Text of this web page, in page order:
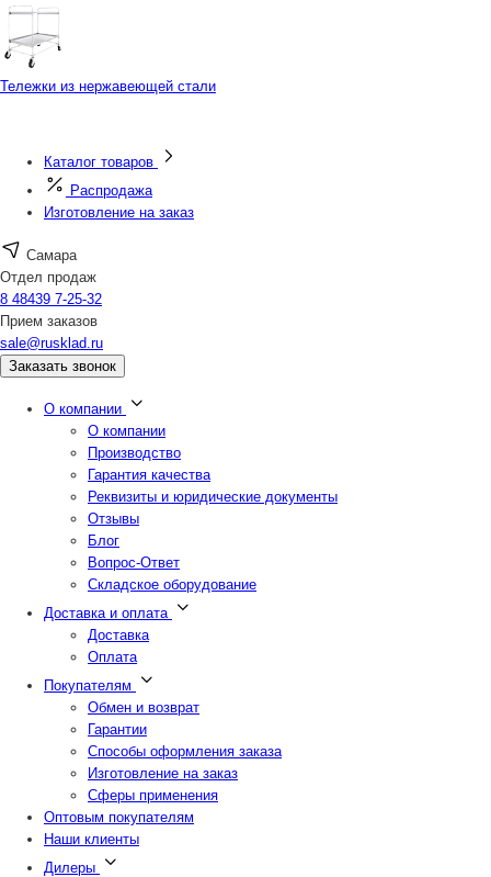
Тележки из нержавеющей стали
Каталог товаров
Распродажа
Изготовление на заказ
Самара
Отдел продаж
8 48439 7-25-32
Прием заказов
sale@rusklad.ru
Заказать звонок
О компании
О компании
Производство
Гарантия качества
Реквизиты и юридические документы
Отзывы
Блог
Вопрос-Ответ
Складское оборудование
Доставка и оплата
Доставка
Оплата
Покупателям
Обмен и возврат
Гарантии
Способы оформления заказа
Изготовление на заказ
Сферы применения
Оптовым покупателям
Наши клиенты
Дилеры